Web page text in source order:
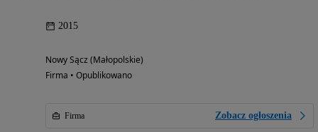
2015
Nowy Sącz (Małopolskie)
Firma • Opublikowano
Firma Zobacz ogłoszenia